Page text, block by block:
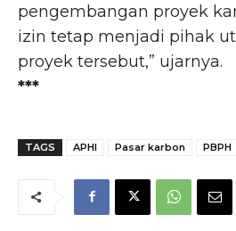
pengembangan proyek
izin tetap menjadi pihak
proyek tersebut,” ujarnya.
***
TAGS APHI Pasar karbon PBPH